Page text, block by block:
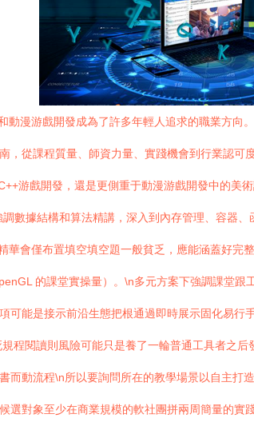
動漫游戲開發成為了許多年輕人追求的職業方
，從課程質量、師資力量、實踐機會到行業認
游戲開發，還是更側重于動漫游戲開發中的
數據結構和算法精講，深入到內存管理、容器
華會僅布置填空填空題一般貧乏，應能涵蓋好
的課堂實操量）。\n多元方案下強調課堂
可能是接示前沿生態把根通過即時展示固化易
程閱讀則風險可能只是養了一輪普通工具者之
而動流程\n所以要詢問所在的教學場景以自主
對象至少在商業規模的軟社團拼兩周簡量的實